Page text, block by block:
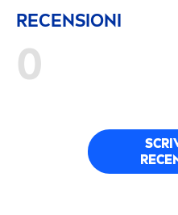
RECENSIONI
0